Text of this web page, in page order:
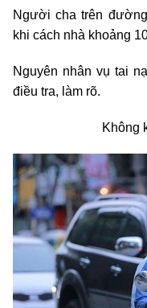
Người cha trên
khi cách nhà khoảng
Nguyên nhân vụ tai
điều tra, làm rõ.
Không